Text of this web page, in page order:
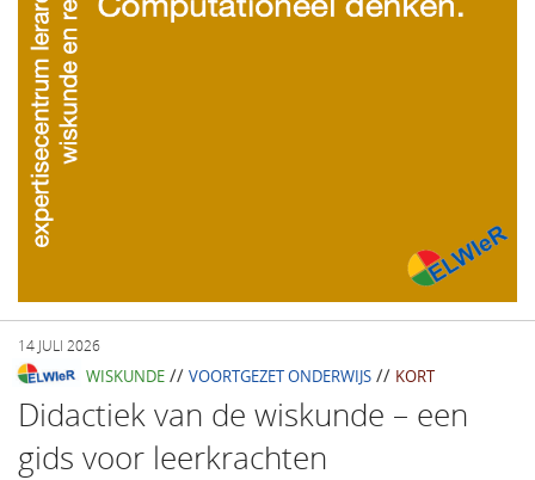
14 JULI 2026
WISKUNDE //VOORTGEZET ONDERWIJS // KORT
Didactiek van de wiskunde – een
gids voor leerkrachten